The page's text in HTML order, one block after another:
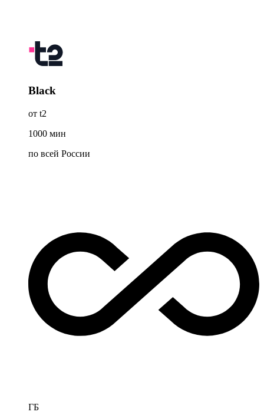
Black
от t2
1000 мин
по всей России
ГБ